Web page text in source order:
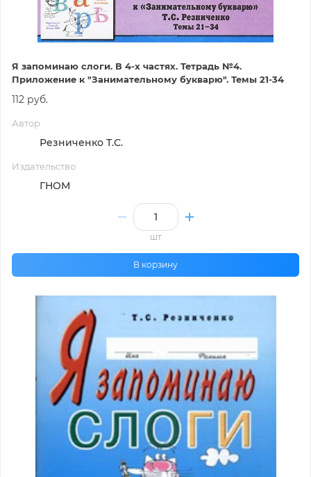
Я запоминаю слоги. В 4-х частях. Тетрадь №4.
Приложение к "Занимательному букварю". Темы 21-34
112 руб.
Автор
Резниченко Т.С.
Издательство
ГНОМ
шт
В корзину